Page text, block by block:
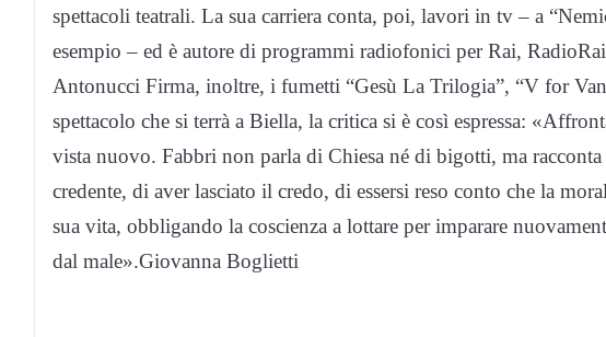
spettacoli teatrali. La sua carriera conta, poi, lavori in tv – a
esempio – ed è autore di programmi radiofonici per Rai,
Antonucci Firma, inoltre, i fumetti “Gesù La Trilogia”, “V for
spettacolo che si terrà a Biella, la critica si è così espressa:
vista nuovo. Fabbri non parla di Chiesa né di bigotti, ma
credente, di aver lasciato il credo, di essersi reso conto che la
sua vita, obbligando la coscienza a lottare per imparare
dal male».Giovanna Boglietti